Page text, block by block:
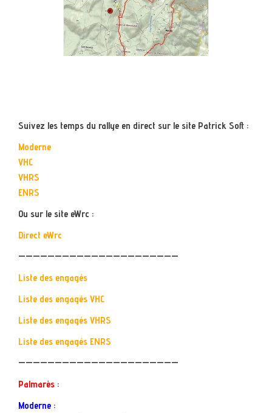
Suivez les temps du rallye en direct sur le site Patrick Soft :
Moderne
VHC
VHRS
ENRS
Ou sur le site eWrc :
Direct eWrc
——————————————————————
Liste des engagés
Liste des engagés VHC
Liste des engagés VHRS
Liste des engagés ENRS
——————————————————————
Palmarès :
Moderne :